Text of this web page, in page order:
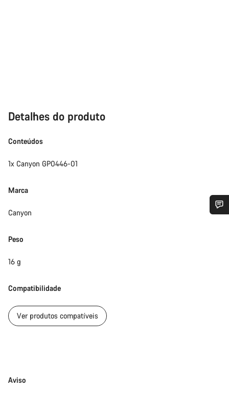
Detalhes do produto
Conteúdos
1x Canyon GP0446-01
Marca
Canyon
Peso
16 g
Compatibilidade
Ver produtos compatíveis
Limitação
Aviso